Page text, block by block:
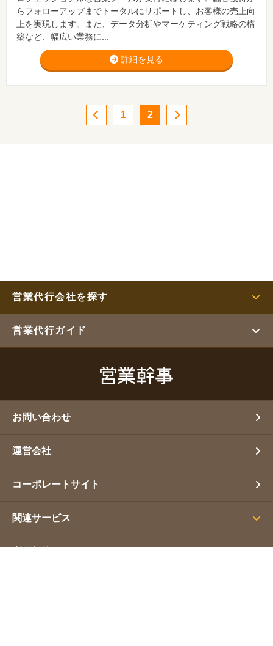
らフォローアップまでトータルにサポートし、お客様の売上向
上を実現します。また、データ分析やマーケティング戦略の構
築など、幅広い業務に...
詳細を見る
1 2
営業代行会社を探す
営業代行ガイド
お問い合わせ
運営会社
コーポレートサイト
関連サービス